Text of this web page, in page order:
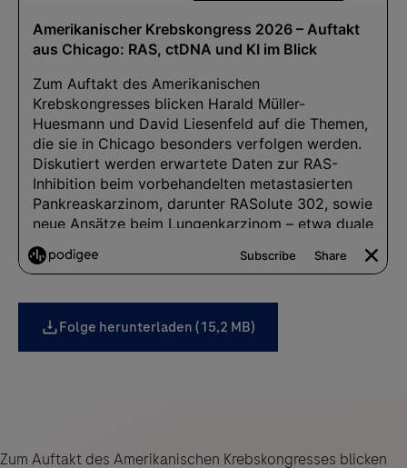
Folge herunterladen (15,2 MB)
Zum Auftakt des Amerikanischen Krebskongresses blicken